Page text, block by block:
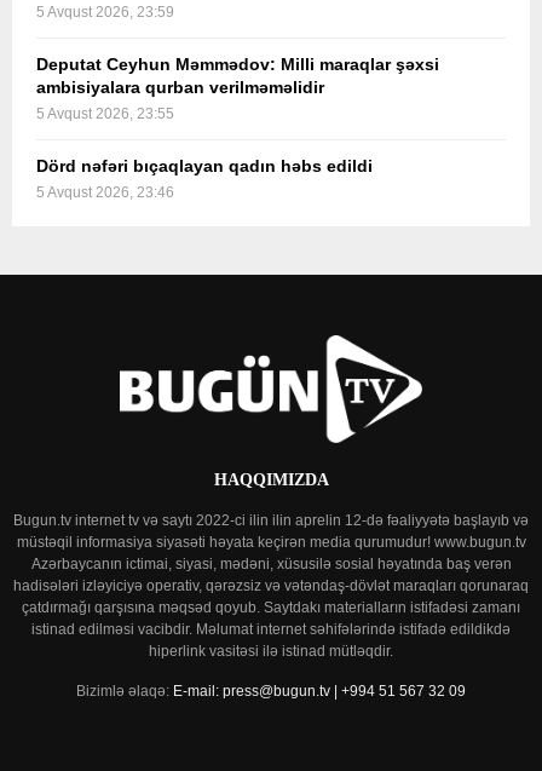
5 Avqust 2026, 23:59
Deputat Ceyhun Məmmədov: Milli maraqlar şəxsi
ambisiyalara qurban verilməməlidir
5 Avqust 2026, 23:55
Dörd nəfəri bıçaqlayan qadın həbs edildi
5 Avqust 2026, 23:46
HAQQIMIZDA
Bugun.tv internet tv və saytı 2022-ci ilin ilin aprelin 12-də fəaliyyətə başlayıb və
müstəqil informasiya siyasəti həyata keçirən media qurumudur! www.bugun.tv
Azərbaycanın ictimai, siyasi, mədəni, xüsusilə sosial həyatında baş verən
hadisələri izləyiciyə operativ, qərəzsiz və vətəndaş-dövlət maraqları qorunaraq
çatdırmağı qarşısına məqsəd qoyub. Saytdakı materialların istifadəsi zamanı
istinad edilməsi vacibdir. Məlumat internet səhifələrində istifadə edildikdə
hiperlink vasitəsi ilə istinad mütləqdir.
Bizimlə əlaqə: E-mail: press@bugun.tv | +994 51 567 32 09